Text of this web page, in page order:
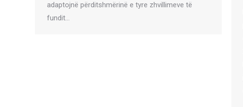
adaptojnë përditshmërinë e tyre zhvillimeve të
fundit…